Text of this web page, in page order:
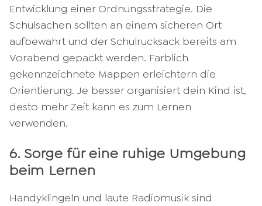
Entwicklung einer Ordnungsstrategie. Die
Schulsachen sollten an einem sicheren Ort
aufbewahrt und der Schulrucksack bereits am
Vorabend gepackt werden. Farblich
gekennzeichnete Mappen erleichtern die
Orientierung. Je besser organisiert dein Kind ist,
desto mehr Zeit kann es zum Lernen
verwenden.
6. Sorge für eine ruhige Umgebung
beim Lernen
Handyklingeln und laute Radiomusik sind